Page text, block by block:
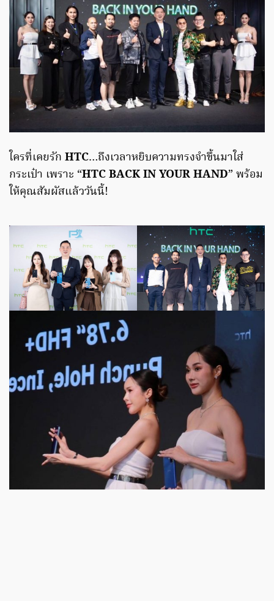
ใครที่เคยรัก HTC…ถึงเวลาหยิบความทรงจำขึ้นมาใส่
กระเป๋า เพราะ “HTC BACK IN YOUR HAND” พร้อม
ให้คุณสัมผัสแล้ววันนี้!